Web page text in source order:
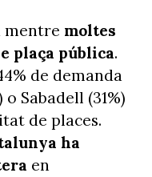
mentre moltes
plaça pública.
de demanda
Sabadell (31%)
de places.
ha
en